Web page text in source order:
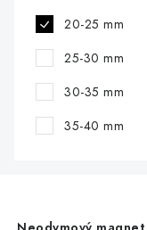
20-25 mm
25-30 mm
30-35 mm
35-40 mm